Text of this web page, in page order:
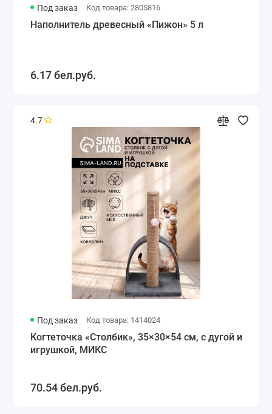
Под заказ Код товара: 2805816
Наполнитель древесный «Пижон» 5 л
6.17 бел.руб.
4.7
Под заказ Код товара: 1414024
Когтеточка «Столбик», 35×30×54 см, с дугой и
игрушкой, МИКС
70.54 бел.руб.